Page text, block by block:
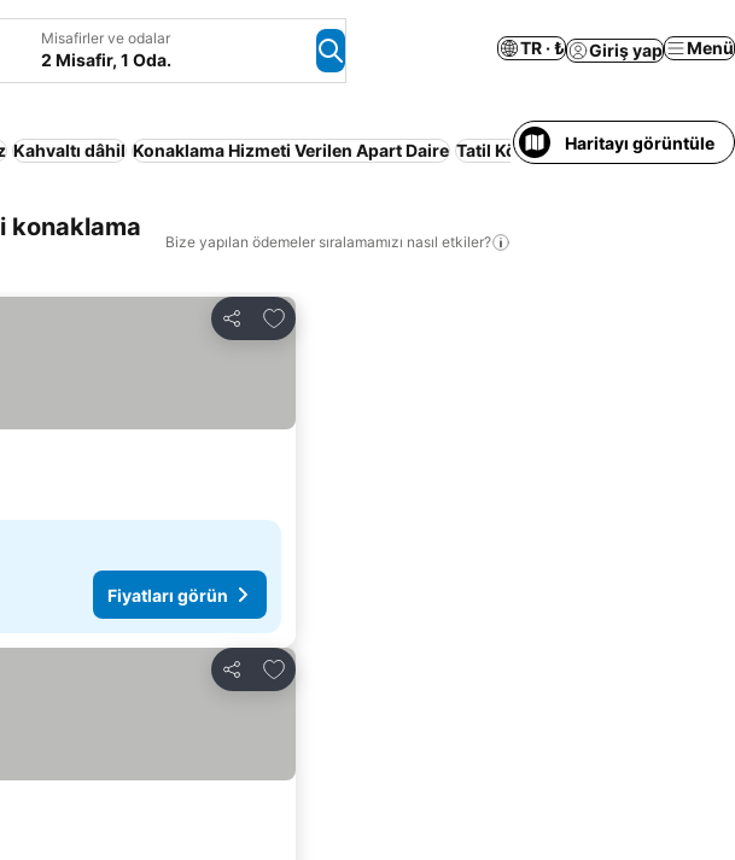
Misafirler ve odalar
2 Misafir, 1 Oda.
TR · ₺ Giriş yap Menü
Kahvaltı dâhil Konaklama Hizmeti Verilen Apart Daire Tatil Köyü Aileler
Haritayı görüntüle
konaklama
Bize yapılan ödemeler sıralamamızı nasıl etkiler?
Paylaş
Favorilerime ekle
Fiyatları görün
Paylaş
Favorilerime ekle